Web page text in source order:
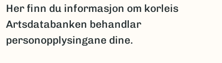
Her finn du informasjon om korleis
Artsdatabanken behandlar
personopplysingane dine.